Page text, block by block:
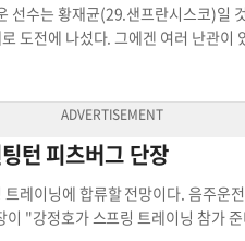
런을 때리며 힘을 냈다. 하지만 이
경기에 출전해 타율 0.224, 10홈
미네소타가 박병호를 지명할당 처리한 것
. 보장액만 925만 달러다. 큰돈이라
시스코)일 것이다. 황재균은 롯데로 복귀한 선배 이
미네소타에서 샌프란시스코로 트
어난 타자는 아니다. 타격 실력만 놓
로스터에 올릴 전망이다 누네스는
팀내 역할도 가볍지 않다. 샌프란시스코는 좌익수
. 두 선수 모두 백업 수준이다. 누네
턴 피츠버그 단장
에 합류할 전망이다. 음주운전 사고에
정호가 스프링 트레이닝 참가 준비를